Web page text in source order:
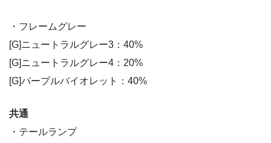
・フレームグレー
[G]ニュートラルグレー3：40%
[G]ニュートラルグレー4：20%
[G]パープルバイオレット：40%
共通
・テールランプ